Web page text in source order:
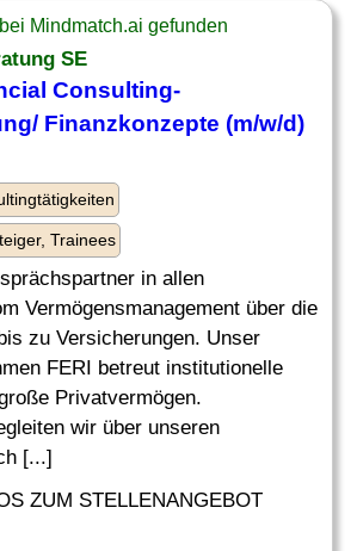
Mindmatch.ai gefunden
SE
Consulting-
Finanzkonzepte (m/w/d)
Trainees
in allen
Vermögensmanagement über die
zu Versicherungen. Unser
FERI betreut institutionelle
Privatvermögen.
wir über unseren
[...]
ZUM STELLENANGEBOT